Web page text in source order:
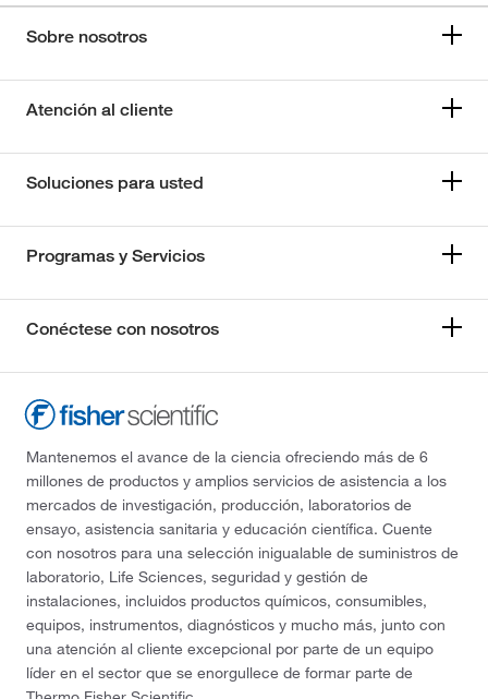
Sobre nosotros
Atención al cliente
Soluciones para usted
Programas y Servicios
Conéctese con nosotros
Mantenemos el avance de la ciencia ofreciendo más de 6
millones de productos y amplios servicios de asistencia a los
mercados de investigación, producción, laboratorios de
ensayo, asistencia sanitaria y educación científica. Cuente
con nosotros para una selección inigualable de suministros de
laboratorio, Life Sciences, seguridad y gestión de
instalaciones, incluidos productos químicos, consumibles,
equipos, instrumentos, diagnósticos y mucho más, junto con
una atención al cliente excepcional por parte de un equipo
líder en el sector que se enorgullece de formar parte de